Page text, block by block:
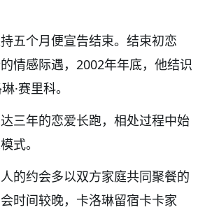
五个月便宣告结束。结束初恋
情感际遇，2002年年底，他结识
·赛里科。
三年的恋爱长跑，相处过程中始
式。
的约会多以双方家庭共同聚餐的
时间较晚，卡洛琳留宿卡卡家